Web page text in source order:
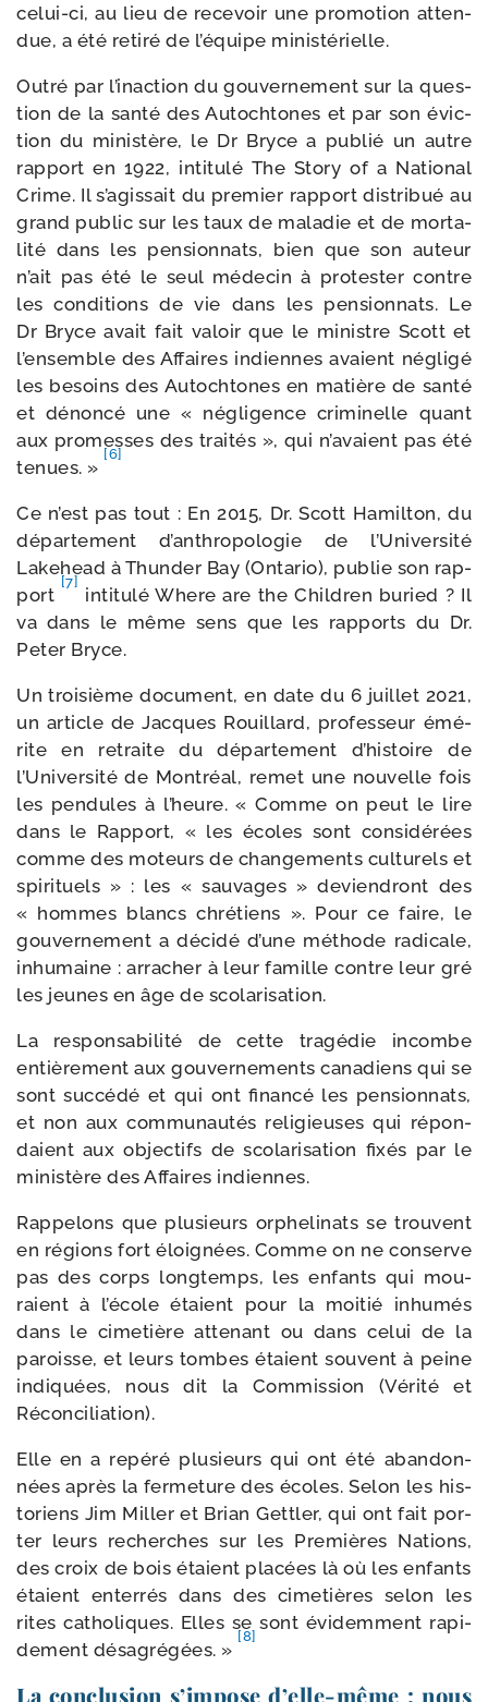
celui-​ci, au lieu de rece­voir une pro­mo­tion atten­
due, a été reti­ré de l’équipe ministérielle.
Outré par l’inaction du gou­ver­ne­ment sur la ques­
tion de la san­té des Autochtones et par son évic­
tion du minis­tère, le Dr Bryce a publié un autre
rap­port en 1922, inti­tu­lé The Story of a National
Crime. Il s’agissait du pre­mier rap­port dis­tri­bué au
grand public sur les taux de mala­die et de mor­ta­
li­té dans les pen­sion­nats, bien que son auteur
n’ait pas été le seul méde­cin à pro­tes­ter contre
les condi­tions de vie dans les pen­sion­nats. Le
Dr Bryce avait fait valoir que le ministre Scott et
l’ensemble des Affaires indiennes avaient négli­gé
les besoins des Autochtones en matière de san­té
et dénon­cé une « négli­gence cri­mi­nelle quant
aux pro­messes des trai­tés », qui n’avaient pas été
tenues. »
[6]
Ce n’est pas tout : En 2015, Dr. Scott Hamilton, du
dépar­te­ment d’anthropologie de l’Université
Lakehead à Thunder Bay (Ontario), publie son rap­
port
[7]
inti­tu­lé Where are the Children buried ? Il
va dans le même sens que les rap­ports du Dr.
Peter Bryce.
Un troi­sième docu­ment, en date du 6 juillet 2021,
un article de Jacques Rouillard, pro­fes­seur émé­
rite en retraite du dépar­te­ment d’histoire de
l’Université de Montréal, remet une nou­velle fois
les pen­dules à l’heure. « Comme on peut le lire
dans le Rapport, « les écoles sont consi­dé­rées
comme des moteurs de chan­ge­ments cultu­rels et
spi­ri­tuels » : les « sau­vages » devien­dront des
« hommes blancs chré­tiens ». Pour ce faire, le
gou­ver­ne­ment a déci­dé d’une méthode radi­cale,
inhu­maine : arra­cher à leur famille contre leur gré
les jeunes en âge de scolarisation.
La res­pon­sa­bi­li­té de cette tra­gé­die incombe
entiè­re­ment aux gou­ver­ne­ments cana­diens qui se
sont suc­cé­dé et qui ont finan­cé les pen­sion­nats,
et non aux com­mu­nau­tés reli­gieuses qui répon­
daient aux objec­tifs de sco­la­ri­sa­tion fixés par le
minis­tère des Affaires indiennes.
Rappelons que plu­sieurs orphe­li­nats se trouvent
en régions fort éloi­gnées. Comme on ne conserve
pas des corps long­temps, les enfants qui mou­
raient à l’école étaient pour la moi­tié inhu­més
dans le cime­tière atte­nant ou dans celui de la
paroisse, et leurs tombes étaient sou­vent à peine
indi­quées, nous dit la Commission (Vérité et
Réconciliation).
Elle en a repé­ré plu­sieurs qui ont été aban­don­
nées après la fer­me­ture des écoles. Selon les his­
to­riens Jim Miller et Brian Gettler, qui ont fait por­
ter leurs recherches sur les Premières Nations,
des croix de bois étaient pla­cées là où les enfants
étaient enter­rés dans des cime­tières selon les
rites catho­liques. Elles se sont évi­dem­ment rapi­
de­ment désa­gré­gées. »
[8]
La conclusion s’impose d’elle-même : nous